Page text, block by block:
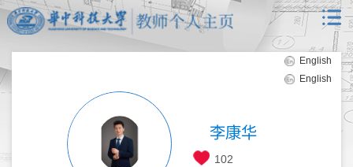
English
English
李康华
102